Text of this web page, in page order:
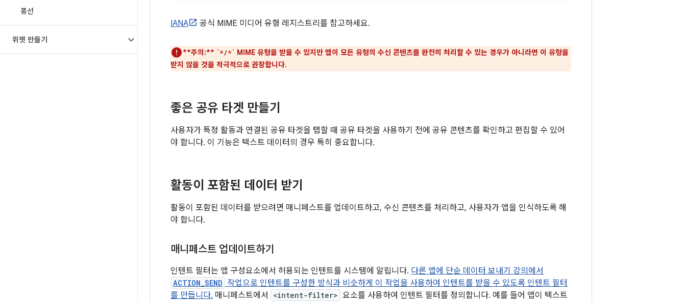
풍선
위젯 만들기
IANA 공식 MIME 미디어 유형 레지스트리를 참고하세요.
**주의:** `*/*` MIME 유형을 받을 수 있지만 앱이 모든 유형의 수신 콘텐츠를 완전히 처리할 수 있는 경우가 아니라면 이 유형을
받지 않을 것을 적극적으로 권장합니다.
좋은 공유 타겟 만들기
사용자가 특정 활동과 연결된 공유 타겟을 탭할 때 공유 타겟을 사용하기 전에 공유 콘텐츠를 확인하고 편집할 수 있어
야 합니다. 이 기능은 텍스트 데이터의 경우 특히 중요합니다.
활동이 포함된 데이터 받기
활동이 포함된 데이터를 받으려면 매니페스트를 업데이트하고, 수신 콘텐츠를 처리하고, 사용자가 앱을 인식하도록 해
야 합니다.
매니페스트 업데이트하기
인텐트 필터는 앱 구성요소에서 허용되는 인텐트를 시스템에 알립니다. 다른 앱에 단순 데이터 보내기 강의에서
ACTION_SEND 작업으로 인텐트를 구성한 방식과 비슷하게 이 작업을 사용하여 인텐트를 받을 수 있도록 인텐트 필터
를 만듭니다. 매니페스트에서 <intent-filter> 요소를 사용하여 인텐트 필터를 정의합니다. 예를 들어 앱이 텍스트